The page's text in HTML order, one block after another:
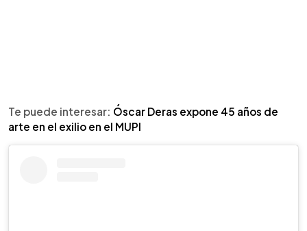
Te puede interesar: Óscar Deras expone 45 años de
arte en el exilio en el MUPI